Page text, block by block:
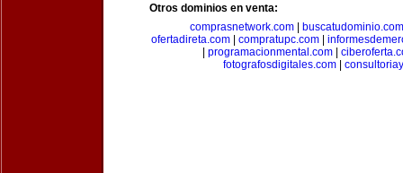
Otros dominios en venta:
comprasnetwork.com
buscatudominio.com
ofertadireta.com| compratupc.com|
programacionmental.com|
fotografosdigitales.com|